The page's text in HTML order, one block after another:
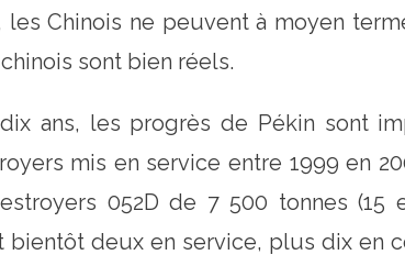
Chinois ne peuvent à moyen
sont bien réels.
ans, les progrès de Pékin sont
mis en service entre 1999 en
052D de 7 500 tonnes (15
deux en service, plus dix en